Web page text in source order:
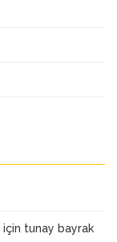
için tunay bayrak